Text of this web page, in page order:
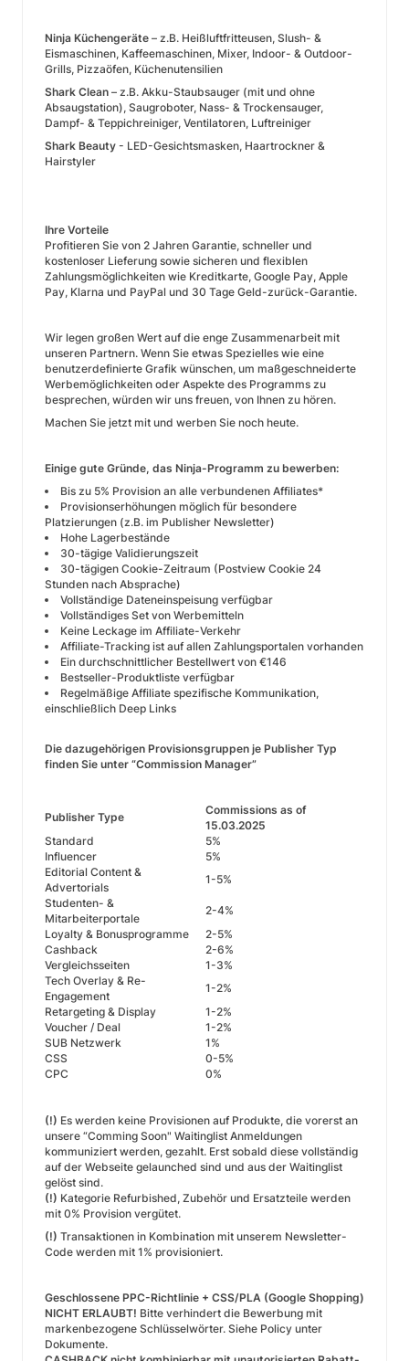
Ninja Küchengeräte – z.B. Heißluftfritteusen, Slush- &
Eismaschinen, Kaffeemaschinen, Mixer, Indoor- & Outdoor-
Grills, Pizzaöfen, Küchenutensilien
Shark Clean – z.B. Akku-Staubsauger (mit und ohne
Absaugstation), Saugroboter, Nass- & Trockensauger,
Dampf- & Teppichreiniger, Ventilatoren, Luftreiniger
Shark Beauty - LED-Gesichtsmasken, Haartrockner &
Hairstyler
Ihre Vorteile
Profitieren Sie von 2 Jahren Garantie, schneller und
kostenloser Lieferung sowie sicheren und flexiblen
Zahlungsmöglichkeiten wie Kreditkarte, Google Pay, Apple
Pay, Klarna und PayPal und 30 Tage Geld-zurück-Garantie.
Wir legen großen Wert auf die enge Zusammenarbeit mit
unseren Partnern. Wenn Sie etwas Spezielles wie eine
benutzerdefinierte Grafik wünschen, um maßgeschneiderte
Werbemöglichkeiten oder Aspekte des Programms zu
besprechen, würden wir uns freuen, von Ihnen zu hören.
Machen Sie jetzt mit und werben Sie noch heute.
Einige gute Gründe, das Ninja-Programm zu bewerben:
Bis zu 5% Provision an alle verbundenen Affiliates*
Provisionserhöhungen möglich für besondere
Platzierungen (z.B. im Publisher Newsletter)
Hohe Lagerbestände
30-tägige Validierungszeit
30-tägigen Cookie-Zeitraum (Postview Cookie 24
Stunden nach Absprache)
Vollständige Dateneinspeisung verfügbar
Vollständiges Set von Werbemitteln
Keine Leckage im Affiliate-Verkehr
Affiliate-Tracking ist auf allen Zahlungsportalen vorhanden
Ein durchschnittlicher Bestellwert von €146
Bestseller-Produktliste verfügbar
Regelmäßige Affiliate spezifische Kommunikation,
einschließlich Deep Links
Die dazugehörigen Provisionsgruppen je Publisher Typ
finden Sie unter “Commission Manager”
Publisher Type
Commissions as of
15.03.2025
Standard
5%
Influencer
5%
Editorial Content &
Advertorials
1-5%
Studenten- &
Mitarbeiterportale
2-4%
Loyalty & Bonusprogramme
2-5%
Cashback
2-6%
Vergleichsseiten
1-3%
Tech Overlay & Re-
Engagement
1-2%
Retargeting & Display
1-2%
Voucher / Deal
1-2%
SUB Netzwerk
1%
CSS
0-5%
CPC
0%
(!) Es werden keine Provisionen auf Produkte, die vorerst an
unsere “Comming Soon" Waitinglist Anmeldungen
kommuniziert werden, gezahlt. Erst sobald diese vollständig
auf der Webseite gelaunched sind und aus der Waitinglist
gelöst sind.
(!) Kategorie Refurbished, Zubehör und Ersatzteile werden
mit 0% Provision vergütet.
(!) Transaktionen in Kombination mit unserem Newsletter-
Code werden mit 1% provisioniert.
Geschlossene PPC-Richtlinie + CSS/PLA (Google Shopping)
NICHT ERLAUBT! Bitte verhindert die Bewerbung mit
markenbezogene Schlüsselwörter. Siehe Policy unter
Dokumente.